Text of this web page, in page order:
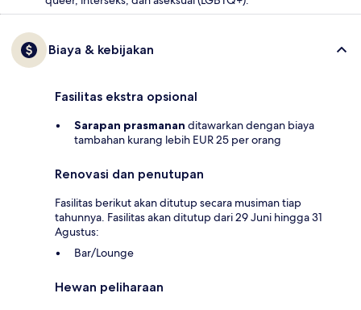
Biaya & kebijakan
Fasilitas ekstra opsional
Sarapan prasmanan ditawarkan dengan biaya
tambahan kurang lebih EUR 25 per orang
Renovasi dan penutupan
Fasilitas berikut akan ditutup secara musiman tiap
tahunnya. Fasilitas akan ditutup dari 29 Juni hingga 31
Agustus:
Bar/Lounge
Hewan peliharaan